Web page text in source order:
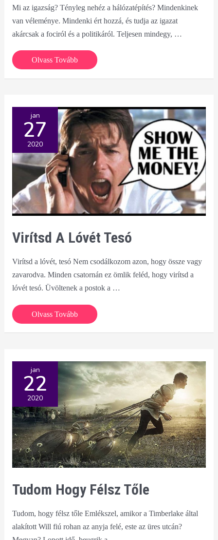
Mi az igazság? Tényleg nehéz a hálózatépítés? Mindenkinek
van véleménye. Mindenki ért hozzá, és tudja az igazat
akárcsak a fociról és a politikáról. Teljesen mindegy, …
Valóban
nehéz
Olvass Tovább
jan
27
2020
Virítsd A Lóvét Tesó
Virítsd a lóvét, tesó Nem csodálkozom azon, hogy össze vagy
zavarodva. Minden csatornán ez ömlik feléd, hogy virítsd a
lóvét tesó. Üvöltenek a postok a …
Virítsd
a
Olvass Tovább
jan
22
2020
Tudom Hogy Félsz Tőle
Tudom, hogy félsz tőle Emlékszel, amikor a Timberlake által
alakított Will fiú rohan az anyja felé, este az üres utcán?